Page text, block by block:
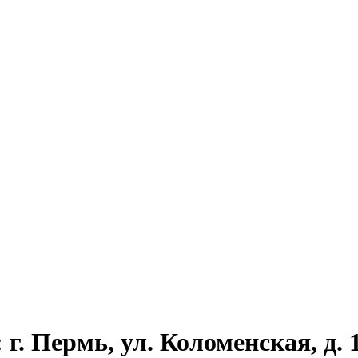
Пермь, ул. Коломенская, д.